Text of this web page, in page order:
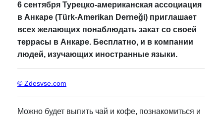
6 сентября Турецко-американская ассоциация
в Анкаре (Türk-Amerikan Derneği) приглашает
всех желающих понаблюдать закат со своей
террасы в Анкаре. Бесплатно, и в компании
людей, изучающих иностранные языки.
© Zdesvse.com
Можно будет выпить чай и кофе, познакомиться и